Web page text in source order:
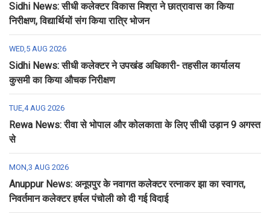
Sidhi News: सीधी कलेक्टर विकास मिश्रा ने छात्रावास का किया
निरीक्षण, विद्यार्थियों संग किया रात्रि भोजन
WED,5 AUG 2026
Sidhi News: सीधी कलेक्टर ने उपखंड अधिकारी- तहसील कार्यालय
कुसमी का किया औचक निरीक्षण
TUE,4 AUG 2026
Rewa News: रीवा से भोपाल और कोलकाता के लिए सीधी उड़ान 9 अगस्त
से
MON,3 AUG 2026
Anuppur News: अनूपपुर के नवागत कलेक्टर रत्नाकर झा का स्वागत,
निवर्तमान कलेक्टर हर्षल पंचोली को दी गई विदाई